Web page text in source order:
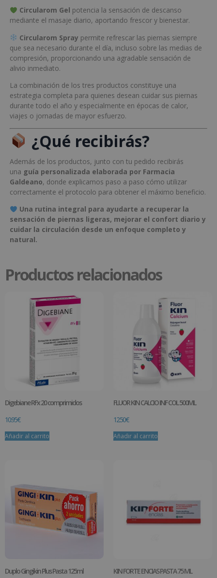
Circularom Gel potencia la sensación de descanso
mediante el masaje diario, aportando frescor y bienestar.
Circularom Spray permite refrescar las piernas siempre
que sea necesario durante el día, incluso sobre las medias de
compresión, proporcionando una agradable sensación de
alivio inmediato.
La combinación de los tres productos constituye una
estrategia completa para quienes desean cuidar sus piernas
durante todo el año y especialmente en épocas de calor,
viajes o jornadas de mayor esfuerzo.
¿Qué recibirás?
Además de los productos, junto con tu pedido recibirás
una guía personalizada elaborada por Farmacia
Galdeano, donde explicamos paso a paso cómo utilizar
correctamente el protocolo para obtener el máximo beneficio.
Una rutina integral para ayudarte a recuperar la
sensación de piernas ligeras, mejorar el confort diario y
cuidar la circulación desde un enfoque completo y
natural.
Productos relacionados
Digebiane RFx 20 comprimidos
10.95€
Añadir al carrito
FLUOR KIN CALCIO INF COL 500ML
12.50€
Añadir al carrito
Duplo Gingikin Plus Pasta 125ml
KIN FORTE ENCIAS PASTA 75 ML